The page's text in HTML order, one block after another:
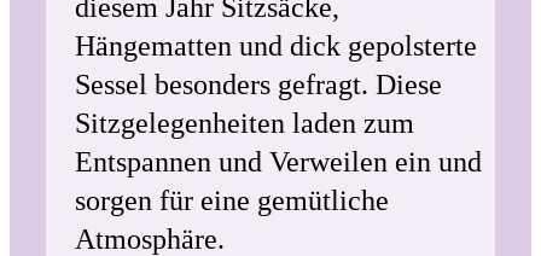
diesem Jahr Sitzsäcke,
Hängematten und dick gepolsterte
Sessel besonders gefragt. Diese
Sitzgelegenheiten laden zum
Entspannen und Verweilen ein und
sorgen für eine gemütliche
Atmosphäre.